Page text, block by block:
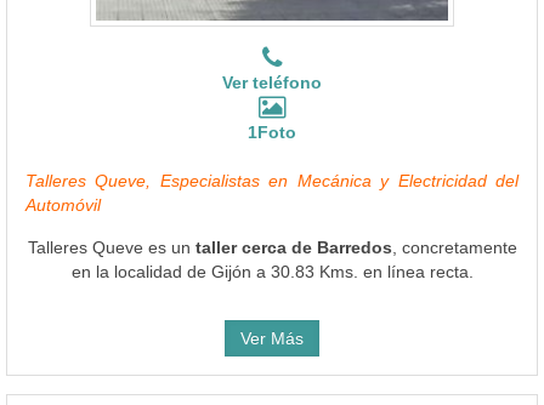
Ver teléfono
1Foto
Talleres Queve, Especialistas en Mecánica y Electricidad del
Automóvil
Talleres Queve es un taller cerca de Barredos , concretamente
en la localidad de Gijón a 30.83 Kms. en línea recta.
Ver Más